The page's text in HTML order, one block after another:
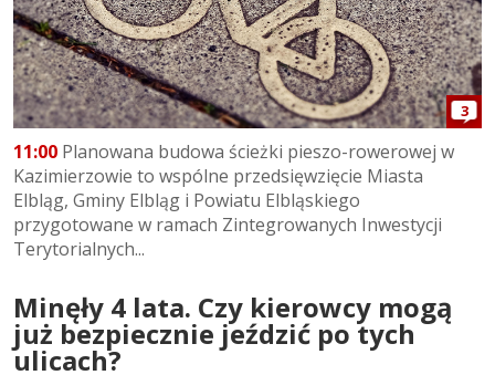
3
11:00 Planowana budowa ścieżki pieszo-rowerowej w
Kazimierzowie to wspólne przedsięwzięcie Miasta
Elbląg, Gminy Elbląg i Powiatu Elbląskiego
przygotowane w ramach Zintegrowanych Inwestycji
Terytorialnych...
Minęły 4 lata. Czy kierowcy mogą
już bezpiecznie jeździć po tych
ulicach?